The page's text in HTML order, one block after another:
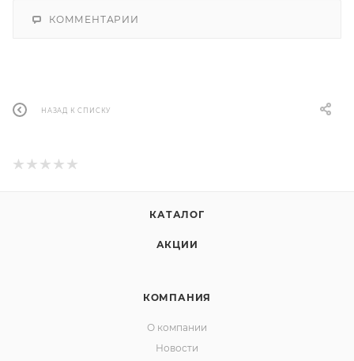
КОММЕНТАРИИ
НАЗАД К СПИСКУ
КАТАЛОГ
АКЦИИ
КОМПАНИЯ
О компании
Новости